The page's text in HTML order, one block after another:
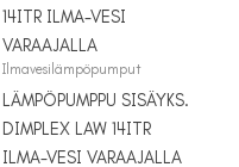
Ilmavesilämpöpumput
LÄMPÖPUMPPU SISÄYKS.
DIMPLEX LAW 14ITR
ILMA-VESI VARAAJALLA